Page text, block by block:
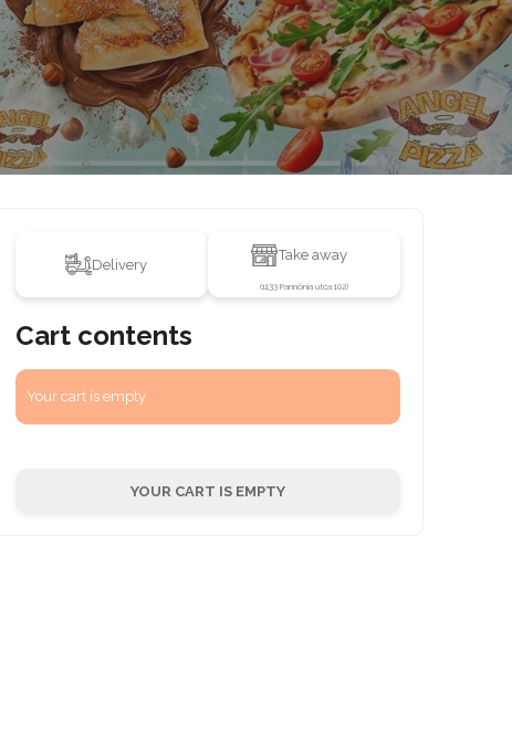
Saláták Palacsinták Szószok, mártások
Delivery
Take away
(1133 Pannónia utca 102)
Cart contents
Your cart is empty
YOUR CART IS EMPTY